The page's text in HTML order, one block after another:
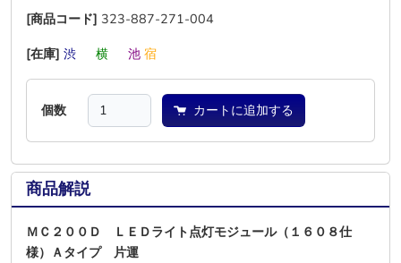
[商品コード] 323-887-271-004
[在庫] 渋 横 池 宿
個数 カートに追加する
商品解説
ＭＣ２００Ｄ ＬＥＤライト点灯モジュール（１６０８仕
様）Ａタイプ 片運